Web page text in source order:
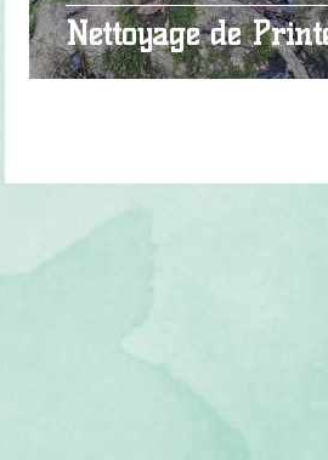
Nettoyage de